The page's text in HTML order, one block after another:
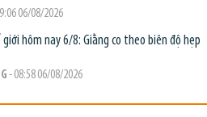
06/08/2026
hôm nay 6/8: Giằng co theo biên độ hẹp
- 08:58 06/08/2026